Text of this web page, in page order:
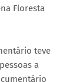
Floresta
teve
a